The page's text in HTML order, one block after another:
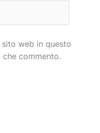
sito web in questo
commento.